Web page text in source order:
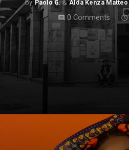
Paolo G. Alda Kenza
comment 0 Comments access_time